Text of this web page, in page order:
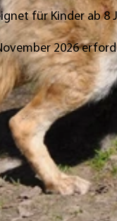
für Kinder ab 8
2026